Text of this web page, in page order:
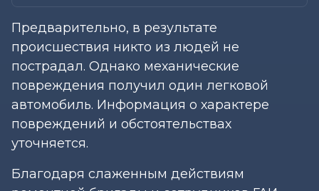
Предварительно, в результате
происшествия никто из людей не
пострадал. Однако механические
повреждения получил один легковой
автомобиль. Информация о характере
повреждений и обстоятельствах
уточняется.
Благодаря слаженным действиям